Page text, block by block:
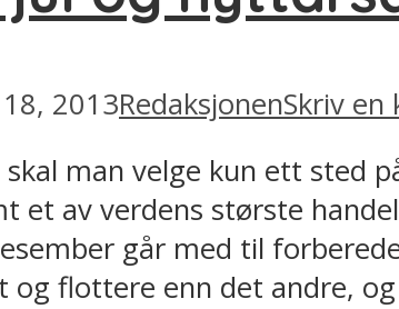
2013RedaksjonenSkriv
skal man velge kun ett sted
et av verdens største
går med til
og flottere enn det andre,